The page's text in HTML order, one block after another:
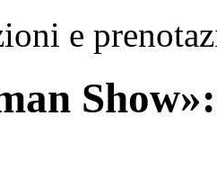
e